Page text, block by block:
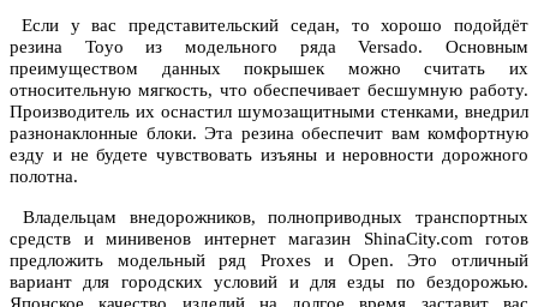
Если у вас представительский седан, то хорошо подойдёт
резина Toyo из модельного ряда Versado. Основным
преимуществом данных покрышек можно считать их
относительную мягкость, что обеспечивает бесшумную работу.
Производитель их оснастил шумозащитными стенками, внедрил
разнонаклонные блоки. Эта резина обеспечит вам комфортную
езду и не будете чувствовать изъяны и неровности дорожного
полотна.
Владельцам внедорожников, полноприводных транспортных
средств и минивенов интернет магазин ShinaCity.com готов
предложить модельный ряд Proxes и Open. Это отличный
вариант для городских условий и для езды по бездорожью.